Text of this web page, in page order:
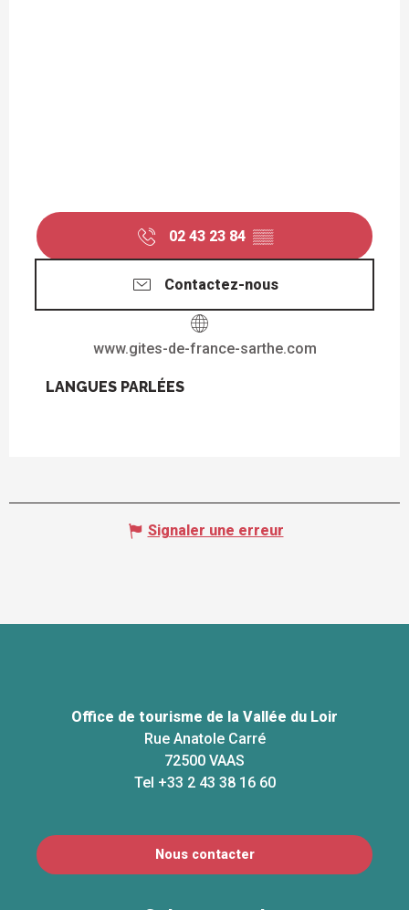
02 43 23 84 ▒▒
Contactez-nous
www.gites-de-france-sarthe.com
LANGUES PARLÉES
LANGUES PARLÉES
Signaler une erreur
Office de tourisme de la Vallée du Loir
Rue Anatole Carré
72500 VAAS
Tel +33 2 43 38 16 60
Nous contacter